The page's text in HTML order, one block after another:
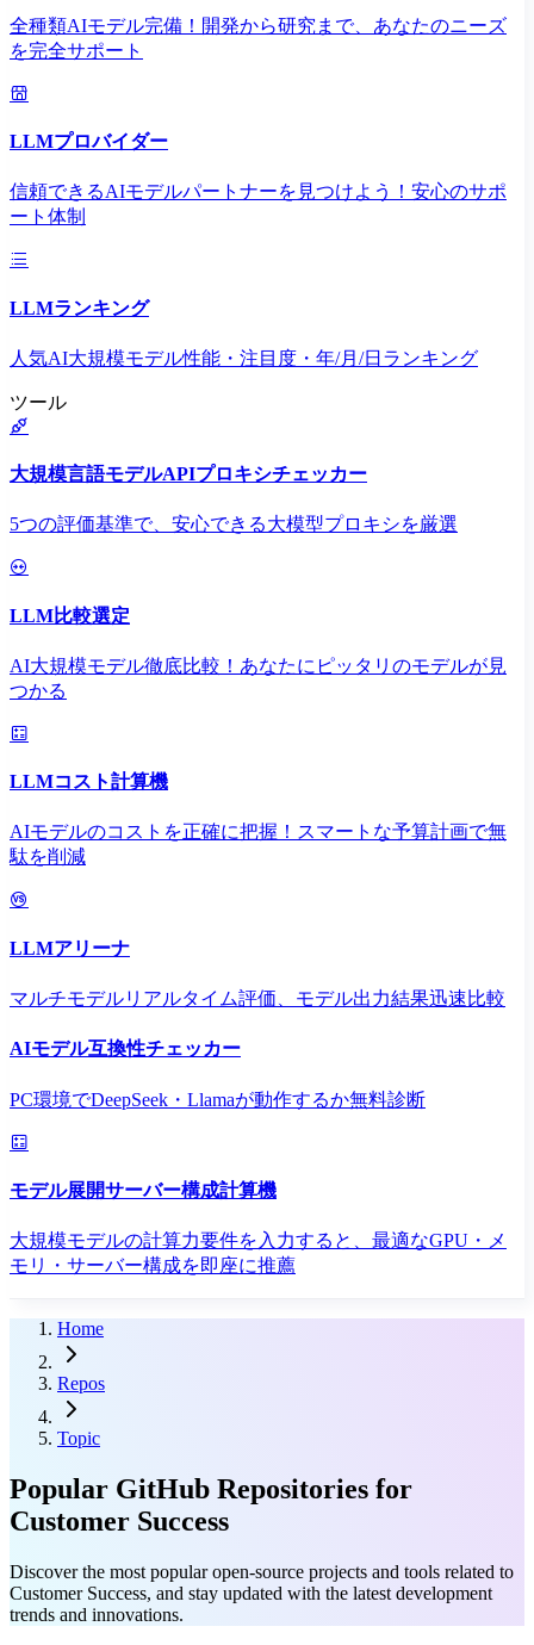
全種類AIモデル完備！開発から研究まで、あなたのニーズ
を完全サポート
LLMプロバイダー
信頼できるAIモデルパートナーを見つけよう！安心のサポ
ート体制
LLMランキング
人気AI大規模モデル性能・注目度・年/月/日ランキング
ツール
大規模言語モデルAPIプロキシチェッカー
5つの評価基準で、安心できる大模型プロキシを厳選
LLM比較選定
AI大規模モデル徹底比較！あなたにピッタリのモデルが見
つかる
LLMコスト計算機
AIモデルのコストを正確に把握！スマートな予算計画で無
駄を削減
LLMアリーナ
マルチモデルリアルタイム評価、モデル出力結果迅速比較
AIモデル互換性チェッカー
PC環境でDeepSeek・Llamaが動作するか無料診断
モデル展開サーバー構成計算機
大規模モデルの計算力要件を入力すると、最適なGPU・メ
モリ・サーバー構成を即座に推薦
Home
Repos
Topic
Popular GitHub Repositories for
Customer Success
Discover the most popular open-source projects and tools related to
Customer Success, and stay updated with the latest development
trends and innovations.